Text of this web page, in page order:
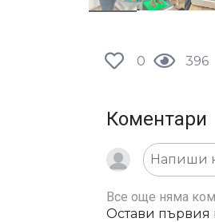
0 396
Коментари
Все още няма
Остави първия